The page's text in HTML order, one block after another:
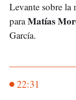
Levante sobre la
paraMatías
García.
22:31